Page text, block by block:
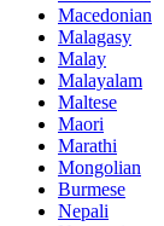
Macedonian
Malagasy
Malay
Malayalam
Maltese
Maori
Marathi
Mongolian
Burmese
Nepali